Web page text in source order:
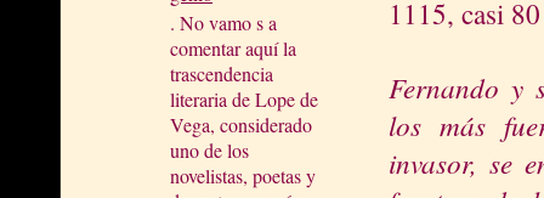
. No vamo s a
comentar aquí la
trascendencia
literaria de Lope de
Vega, considerado
uno de los
novelistas, poetas y
1115, casi
Fernando y
los más
invasor, se